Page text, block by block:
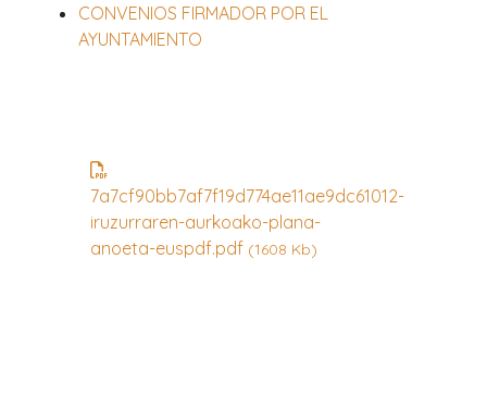
CONVENIOS FIRMADOR POR EL
AYUNTAMIENTO
7a7cf90bb7af7f19d774ae11ae9dc61012-
iruzurraren-aurkoako-plana-
anoeta-euspdf.pdf (1608 Kb)